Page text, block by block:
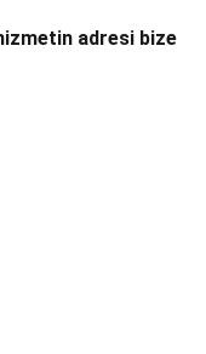
adresi bize